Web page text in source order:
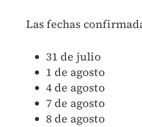
Las fechas
31 de julio
1 de agosto
4 de agosto
7 de agosto
8 de agosto